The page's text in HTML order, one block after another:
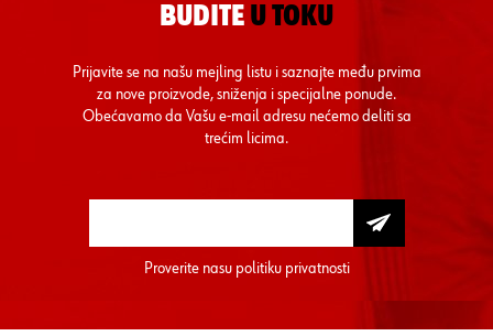
BUDITE U TOKU
Prijavite se na našu mejling listu i saznajte među prvima
za nove proizvode, sniženja i specijalne ponude.
Obećavamo da Vašu e-mail adresu nećemo deliti sa
trećim licima.
Proverite nasu politiku privatnosti